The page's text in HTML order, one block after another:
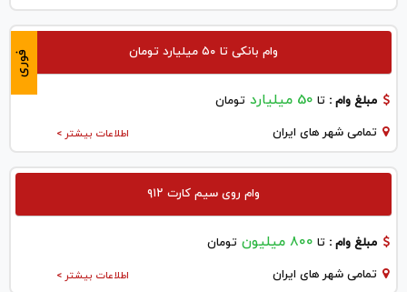
فوری وام بانکی تا ۵۰ میلیارد تومان
مبلغ وام : تا 50 میلیارد تومان
اطلاعات بیشتر > تمامی شهر های ایران
وام روی سیم کارت ۹۱۲
مبلغ وام : تا 800 میلیون تومان
اطلاعات بیشتر > تمامی شهر های ایران